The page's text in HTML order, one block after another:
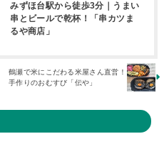
みずほ台駅から徒歩3分｜うまい
串とビールで乾杯！「串カツま
るや商店」
鶴瀬で米にこだわる米屋さん直営！
手作りのおむすび「伝や」